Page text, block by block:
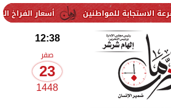
أسعار الفراخ اليوم السبت 8 أغسطس 2026.. تراجع واستقرار في بورصة الدواجن
12:38
صفر
23
1448